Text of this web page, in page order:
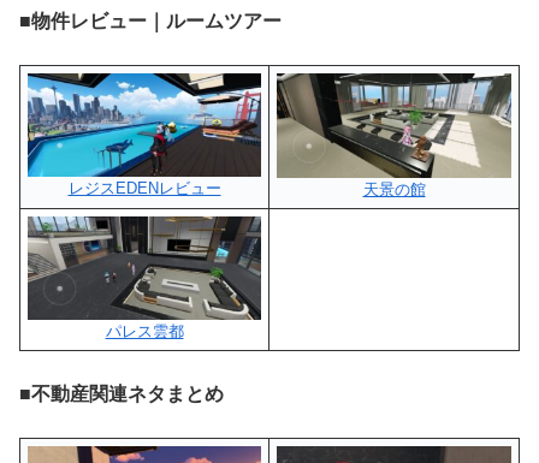
■物件レビュー｜ルームツアー
レジスEDENレビュー 天景の館
パレス雲都
■不動産関連ネタまとめ